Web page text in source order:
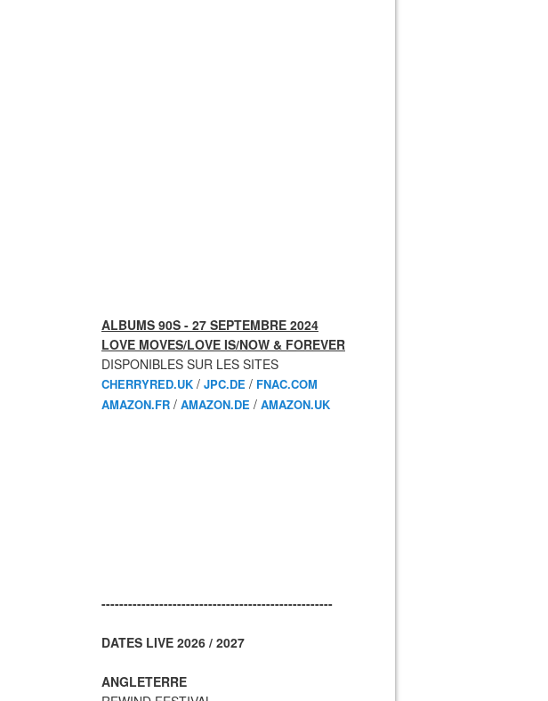
ALBUMS 90S - 27 SEPTEMBRE 2024
LOVE MOVES/LOVE IS/NOW & FOREVER
DISPONIBLES SUR LES SITES
CHERRYRED.UK / JPC.DE / FNAC.COM
AMAZON.FR / AMAZON.DE / AMAZON.UK
----------------------------------------------------
DATES LIVE 2026 / 2027
ANGLETERRE